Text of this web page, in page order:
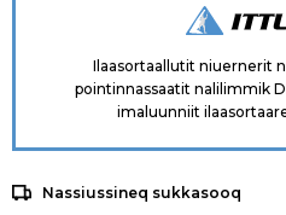
Ilaasortaallutit niuernerit
pointinnassaatit nalilimmik
imaluunniit
Nassiussineq sukkasooq